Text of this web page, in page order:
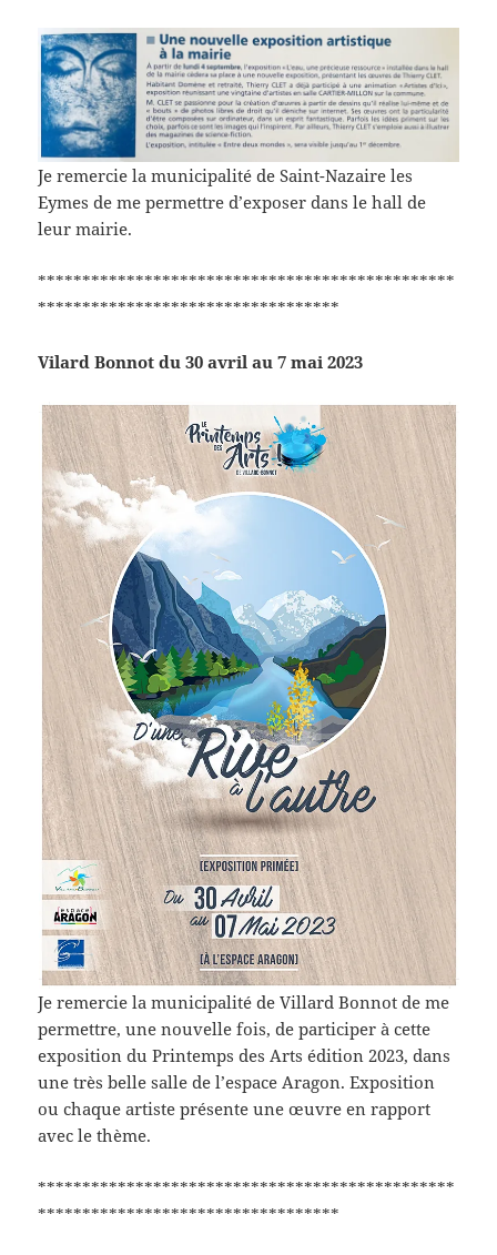
Je remercie la municipalité de Saint-Nazaire les
Eymes de me permettre d’exposer dans le hall de
leur mairie.
***********************************************
**********************************
Vilard Bonnot du 30 avril au 7 mai 2023
Je remercie la municipalité de Villard Bonnot de me
permettre, une nouvelle fois, de participer à cette
exposition du Printemps des Arts édition 2023, dans
une très belle salle de l’espace Aragon. Exposition
ou chaque artiste présente une œuvre en rapport
avec le thème.
***********************************************
**********************************